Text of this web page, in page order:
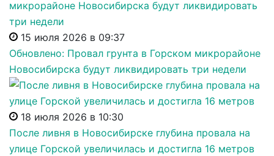
15 июля 2026 в 09:37
Обновлено: Провал грунта в Горском микрорайоне
Новосибирска будут ликвидировать три недели
18 июля 2026 в 10:30
После ливня в Новосибирске глубина провала на
улице Горской увеличилась и достигла 16 метров